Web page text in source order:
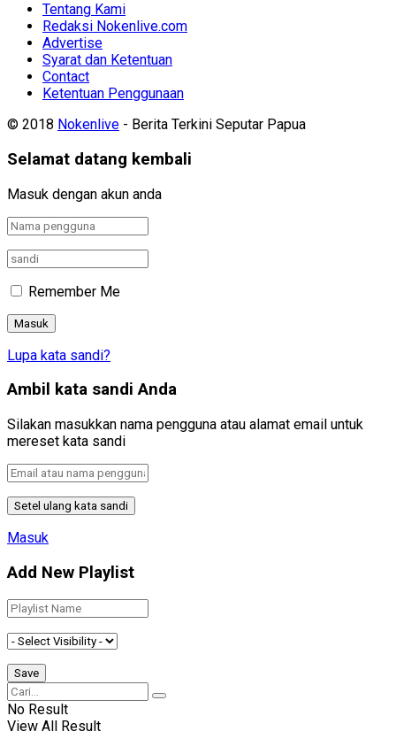
Tentang Kami
Redaksi Nokenlive.com
Advertise
Syarat dan Ketentuan
Contact
Ketentuan Penggunaan
© 2018 Nokenlive - Berita Terkini Seputar Papua
Selamat datang kembali
Masuk dengan akun anda
Remember Me
Lupa kata sandi?
Ambil kata sandi Anda
Silakan masukkan nama pengguna atau alamat email untuk
mereset kata sandi
Masuk
Add New Playlist
No Result
View All Result